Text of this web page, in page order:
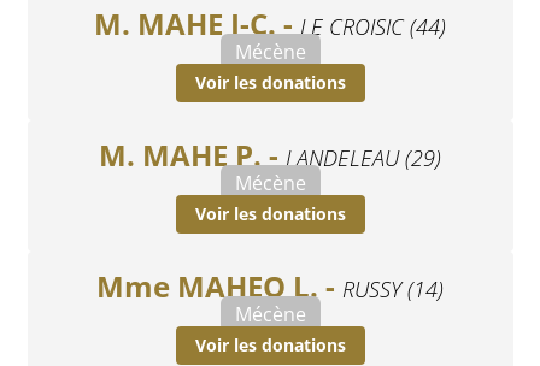
M. MAHE J-C. -LE CROISIC (44)
Mécène
Voir les donations
M. MAHE P. -LANDELEAU (29)
Mécène
Voir les donations
Mme MAHEO L. - RUSSY (14)
Mécène
Voir les donations